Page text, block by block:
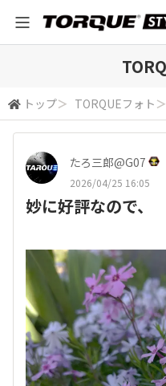
トップ＞ TORQUEフォト ＞
たろ三郎@G07
2026/04/25 16:05
妙に好評なので、